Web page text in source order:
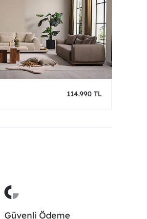
114.990 TL
Güvenli Ödeme